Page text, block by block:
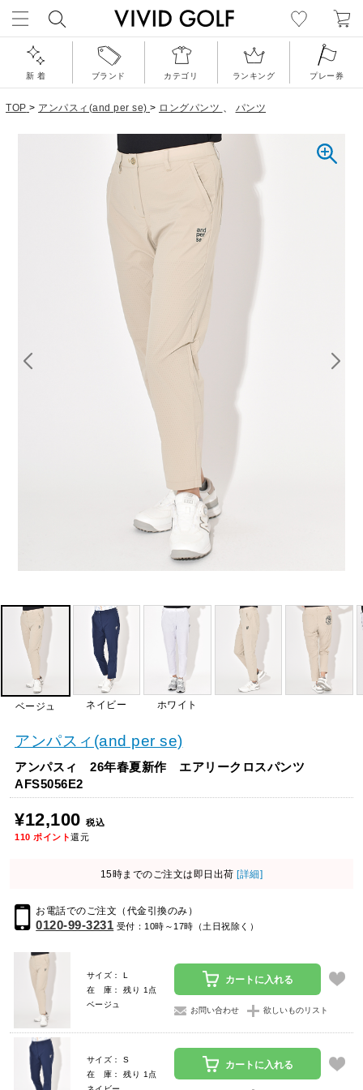
新 着 ブランド カテゴリ ランキング プレー券
TOP > アンパスィ(and per se) > ロングパンツ 、 パンツ
ベージュ ネイビー ホワイト
アンパスィ(and per se)
アンパスィ 26年春夏新作 エアリークロスパンツ
AFS5056E2
¥12,100 税込
110 ポイント還元
15時までのご注文は即日出荷 [詳細]
お電話でのご注文（代金引換のみ）
0120-99-3231 受付：10時～17時（土日祝除く）
サイズ： L
在 庫： 残り 1点
ベージュ
カートに入れる
お問い合わせ 欲しいものリスト
サイズ： S
在 庫： 残り 1点
カートに入れる